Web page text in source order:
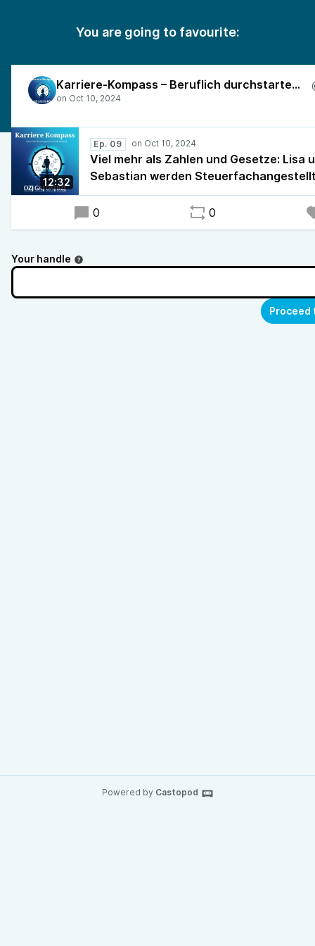
You are going to favourite:
Karriere-Kompass – Beruflich durchstarten in Ostfriesland
12:32
Ep. 09
Viel mehr als Zahlen und Gesetze: Lisa
Sebastian werden
0 0
Your handle
Powered by Castopod